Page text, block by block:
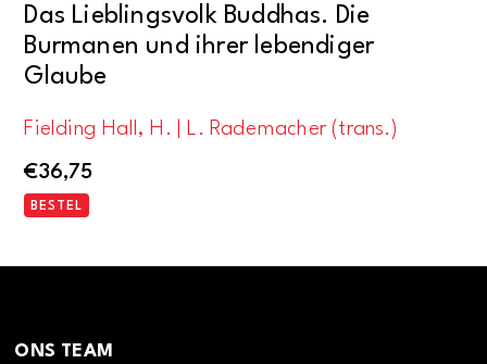
Das Lieblingsvolk Buddhas. Die
Burmanen und ihrer lebendiger
Glaube
Fielding Hall, H. | L. Rademacher (trans.)
€36,75
BESTEL
ONS TEAM